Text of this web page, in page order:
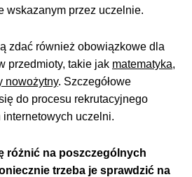
wskazanym przez uczelnie.
zdać również obowiązkowe dla
przedmioty, takie jak matematyka,
nowożytny. Szczegółowe
do procesu rekrutacyjnego
uczelni.
różnić na poszczególnych
trzeba je sprawdzić na